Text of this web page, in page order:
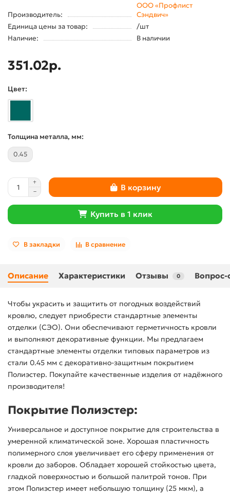
Производитель:
ООО «Профлист
Сэндвич»
Единица цены за товар:
/шт
Наличие:
В наличии
351.02р.
Цвет:
Толщина металла, мм:
0.45
В корзину
Купить в 1 клик
В закладки В сравнение
Описание Характеристики Отзывы 0 Вопрос-
Чтобы украсить и защитить от погодных воздействий
кровлю, следует приобрести стандартные элементы
отделки (СЭО). Они обеспечивают герметичность кровли
и выполняют декоративные функции. Мы предлагаем
стандартные элементы отделки типовых параметров из
стали 0.45 мм с декоративно-защитным покрытием
Полиэстер. Покупайте качественные изделия от надёжного
производителя!
Покрытие Полиэстер:
Универсальное и доступное покрытие для строительства в
умеренной климатической зоне. Хорошая пластичность
полимерного слоя увеличивает его сферу применения от
кровли до заборов. Обладает хорошей стойкостью цвета,
гладкой поверхностью и большой палитрой тонов. При
этом Полиэстер имеет небольшую толщину (25 мкм), а